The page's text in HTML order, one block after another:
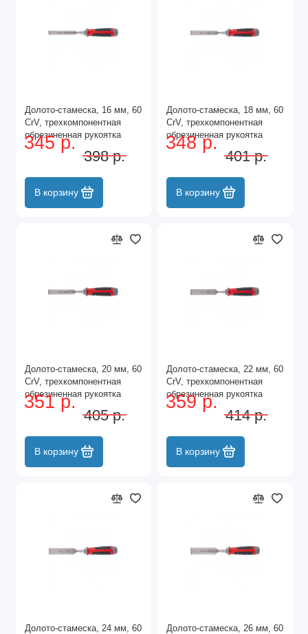
Долото-стамеска, 16 мм, 60
CrV, трехкомпонентная
обрезиненная рукоятка
Matrix
345 р.
398 р.
В корзину
Долото-стамеска, 18 мм, 60
CrV, трехкомпонентная
обрезиненная рукоятка
Matrix
348 р.
401 р.
В корзину
Долото-стамеска, 20 мм, 60
CrV, трехкомпонентная
обрезиненная рукоятка
Matrix
351 р.
405 р.
В корзину
Долото-стамеска, 22 мм, 60
CrV, трехкомпонентная
обрезиненная рукоятка
Matrix
359 р.
414 р.
В корзину
Долото-стамеска, 24 мм, 60
Долото-стамеска, 26 мм, 60